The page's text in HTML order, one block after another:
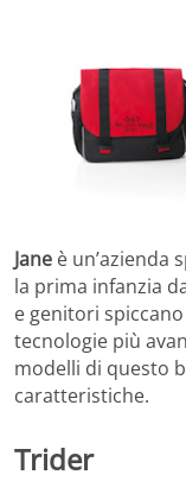
Jane è un’azienda
la prima infanzia
e genitori spiccano
tecnologie più
modelli di questo
caratteristiche.
Trider